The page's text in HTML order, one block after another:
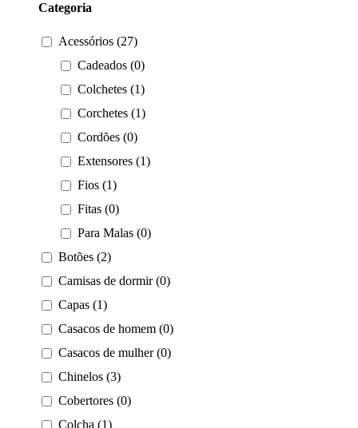
Categoria
Acessórios (27)
Cadeados (0)
Colchetes (1)
Corchetes (1)
Cordões (0)
Extensores (1)
Fios (1)
Fitas (0)
Para Malas (0)
Botões (2)
Camisas de dormir (0)
Capas (1)
Casacos de homem (0)
Casacos de mulher (0)
Chinelos (3)
Cobertores (0)
Colcha (1)